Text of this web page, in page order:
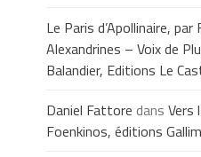
Le Paris d’Apollinaire,
Alexandrines – Voix de
Balandier, Editions Le
Daniel Fattore dans Vers
Foenkinos, éditions